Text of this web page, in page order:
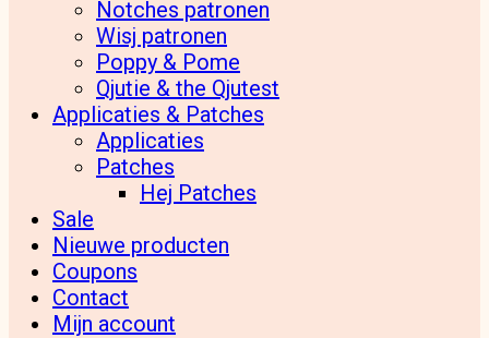
Notches patronen
Wisj patronen
Poppy & Pome
Qjutie & the Qjutest
Applicaties & Patches
Applicaties
Patches
Hej Patches
Sale
Nieuwe producten
Coupons
Contact
Mijn account